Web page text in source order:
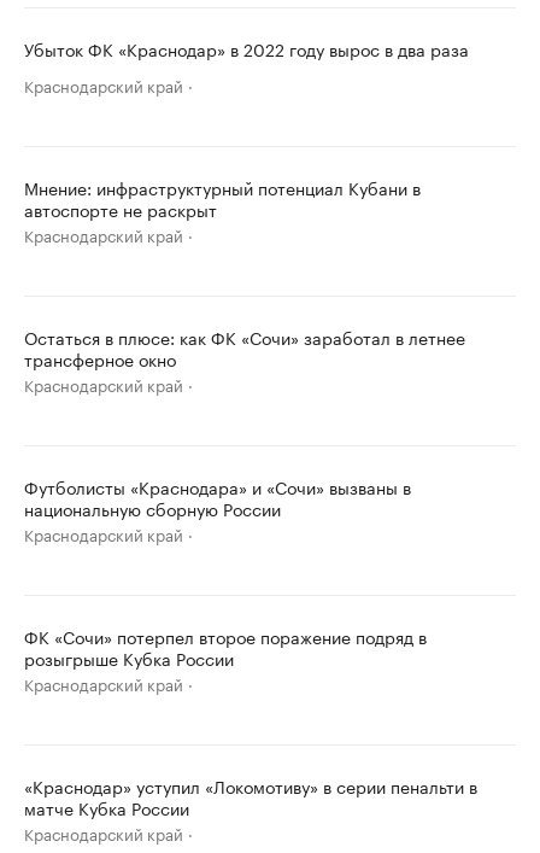
Убыток ФК «Краснодар» в 2022 году вырос в два раза
Краснодарский край
Мнение: инфраструктурный потенциал Кубани в
автоспорте не раскрыт
Краснодарский край
Остаться в плюсе: как ФК «Сочи» заработал в летнее
трансферное окно
Краснодарский край
Футболисты «Краснодара» и «Сочи» вызваны в
национальную сборную России
Краснодарский край
ФК «Сочи» потерпел второе поражение подряд в
розыгрыше Кубка России
Краснодарский край
«Краснодар» уступил «Локомотиву» в серии пенальти в
матче Кубка России
Краснодарский край